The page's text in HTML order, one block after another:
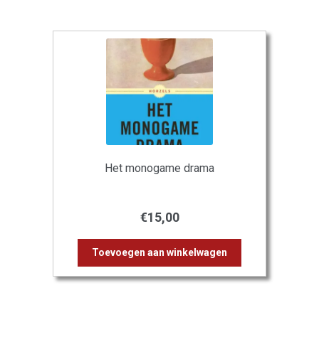
Het monogame drama
€15,00
Toevoegen aan winkelwagen